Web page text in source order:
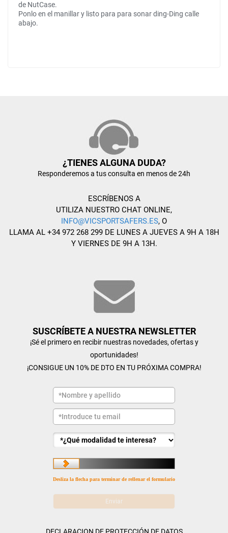
de NutCase.
Ponlo en el manillar y listo para para sonar ding-Ding calle
abajo.
¿TIENES ALGUNA DUDA?
Responderemos a tus consulta en menos de 24h
ESCRÍBENOS A
UTILIZA NUESTRO CHAT ONLINE,
INFO@VICSPORTSAFERS.ES, O
LLAMA AL +34 972 268 299 DE LUNES A JUEVES A 9H A 18H
Y VIERNES DE 9H A 13H.
SUSCRÍBETE A NUESTRA NEWSLETTER
¡Sé el primero en recibir nuestras novedades, ofertas y
oportunidades!
¡CONSIGUE UN 10% DE DTO EN TU PRÓXIMA COMPRA!
Desliza la flecha para terminar de rellenar el formulario